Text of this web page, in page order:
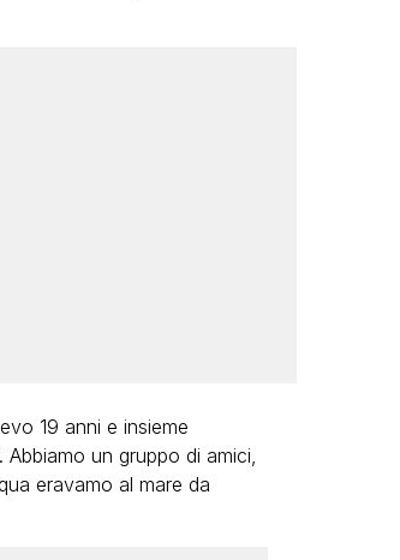
19 anni e insieme
un gruppo di amici,
eravamo al mare da